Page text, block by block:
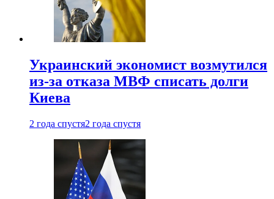
Украинский экономист возмутился
из-за отказа МВФ списать долги
Киева
2 года спустя2 года спустя